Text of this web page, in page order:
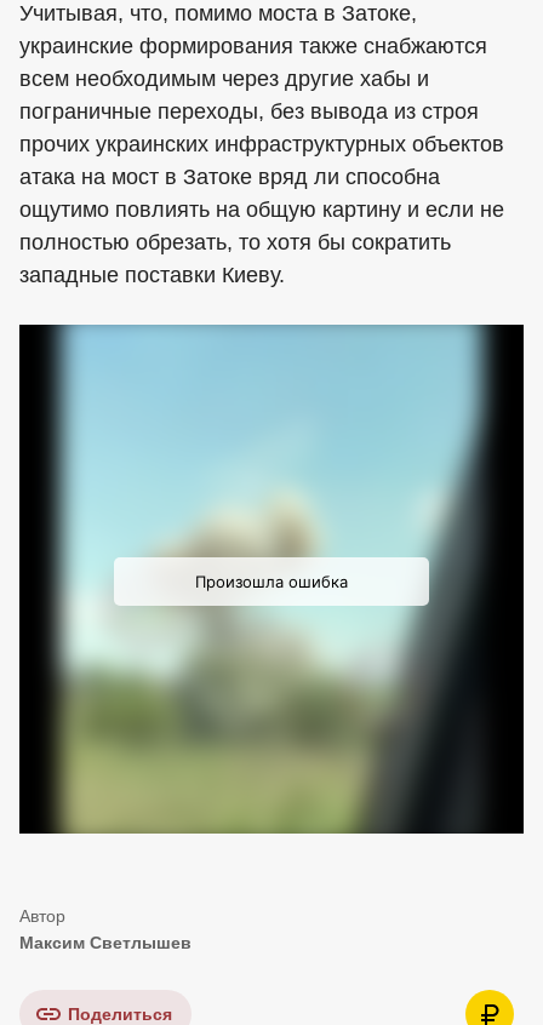
Учитывая, что, помимо моста в Затоке,
украинские формирования также снабжаются
всем необходимым через другие хабы и
пограничные переходы, без вывода из строя
прочих украинских инфраструктурных объектов
атака на мост в Затоке вряд ли способна
ощутимо повлиять на общую картину и если не
полностью обрезать, то хотя бы сократить
западные поставки Киеву.
Максим Светлышев
Поделиться